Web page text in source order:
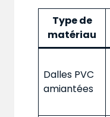
Type de
matériau
Dalles PVC
amiantées